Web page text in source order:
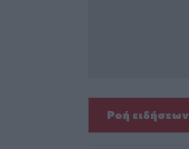
Ροή ειδήσεων